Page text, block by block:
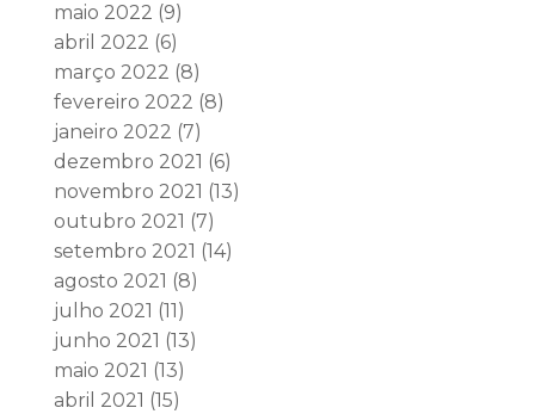
maio 2022 (9)
abril 2022 (6)
março 2022 (8)
fevereiro 2022 (8)
janeiro 2022 (7)
dezembro 2021 (6)
novembro 2021 (13)
outubro 2021 (7)
setembro 2021 (14)
agosto 2021 (8)
julho 2021 (11)
junho 2021 (13)
maio 2021 (13)
abril 2021 (15)